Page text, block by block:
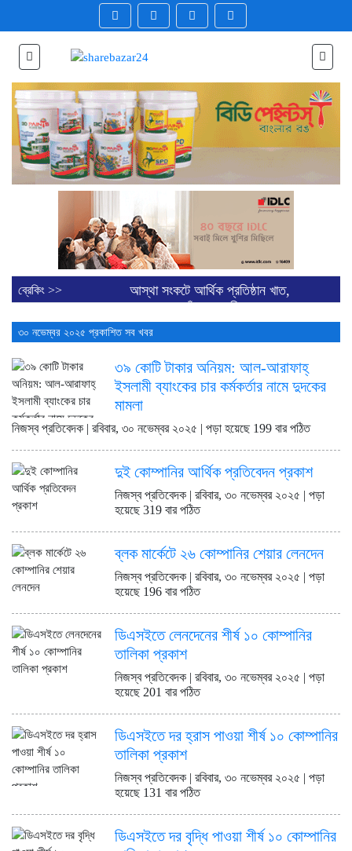
ব্রেকিং >>
আস্থা সংকটে আর্থিক প্রতিষ্ঠান খাত,
বন্ধের পথে পাঁচ কোম্পানি
ব্লক মার্কেটে ৪০ কোম্পানির শেয়ার
লেনদেন
কোম্পানির তালিকা প্রকাশ
ডিএসইতে দর হ্রাস পাওয়া শীর্ষ ১০
কোম্পানির তালিকা প্রকাশ
ডিএসইতে দর বৃদ্ধি পাওয়া শীর্ষ ১০
কোম্পানির তালিকা প্রকাশ
বাজারে অস্থিরতা, মনিটরিং বাড়ানোর
তাগিদ বাজারসংশ্লিষ্টদের
শেয়ার বিক্রির ঘোষণা কর্পোরেট
পরিচালকের
ডিএসইকে ব্যাখ্যা দিল এস আলম কোল্ড
রোল্ড স্টিল
ইউরোপে সম্প্রসারণ কৌশলে নতুন
মাইলফলক, পর্তুগালে রেনাটার প্রথম
ফিড মিলসের আর্থিক সূচকে অবনতি
৩০ নভেম্বর ২০২৫ প্রকাশিত সব খবর
৩৯ কোটি টাকার অনিয়ম: আল-আরাফাহ্
ইসলামী ব্যাংকের চার কর্মকর্তার নামে দুদকের
মামলা
নিজস্ব প্রতিবেদক | রবিবার, ৩০ নভেম্বর ২০২৫ | পড়া হয়েছে 199 বার পঠিত
দুই কোম্পানির আর্থিক প্রতিবেদন প্রকাশ
নিজস্ব প্রতিবেদক | রবিবার, ৩০ নভেম্বর ২০২৫ | পড়া
হয়েছে 319 বার পঠিত
ব্লক মার্কেটে ২৬ কোম্পানির শেয়ার লেনদেন
নিজস্ব প্রতিবেদক | রবিবার, ৩০ নভেম্বর ২০২৫ | পড়া
হয়েছে 196 বার পঠিত
ডিএসইতে লেনদেনের শীর্ষ ১০ কোম্পানির
তালিকা প্রকাশ
নিজস্ব প্রতিবেদক | রবিবার, ৩০ নভেম্বর ২০২৫ | পড়া
হয়েছে 201 বার পঠিত
ডিএসইতে দর হ্রাস পাওয়া শীর্ষ ১০ কোম্পানির
তালিকা প্রকাশ
নিজস্ব প্রতিবেদক | রবিবার, ৩০ নভেম্বর ২০২৫ | পড়া
হয়েছে 131 বার পঠিত
ডিএসইতে দর বৃদ্ধি পাওয়া শীর্ষ ১০ কোম্পানির